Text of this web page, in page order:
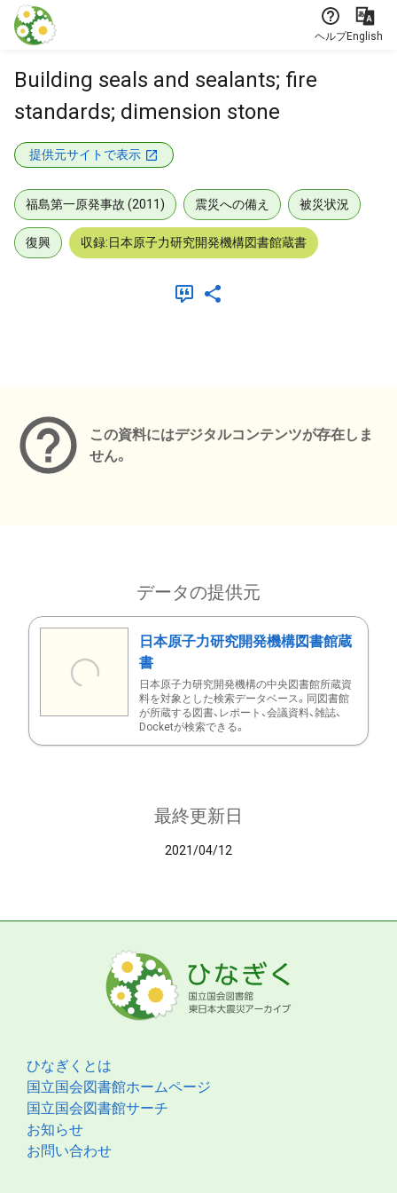
本文に飛ぶ
ヘルプEnglish
Building seals and sealants; fire
standards; dimension stone
提供元サイトで表示
福島第一原発事故 (2011) 震災への備え 被災状況
復興 収録:日本原子力研究開発機構図書館蔵書
この資料にはデジタルコンテンツが存在しま
せん。
データの提供元
日本原子力研究開発機構図書館蔵
書
日本原子力研究開発機構の中央図書館所蔵資
料を対象とした検索データベース。同図書館
が所蔵する図書、レポート、会議資料、雑誌、
Docketが検索できる。
最終更新日
2021/04/12
ひなぎくとは
国立国会図書館ホームページ
国立国会図書館サーチ
お知らせ
お問い合わせ